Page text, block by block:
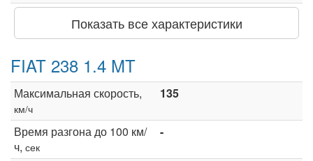
Показать все характеристики
FIAT 238 1.4 MT
Максимальная скорость,
км/ч
135
Время разгона до 100 км/
ч, сек
-